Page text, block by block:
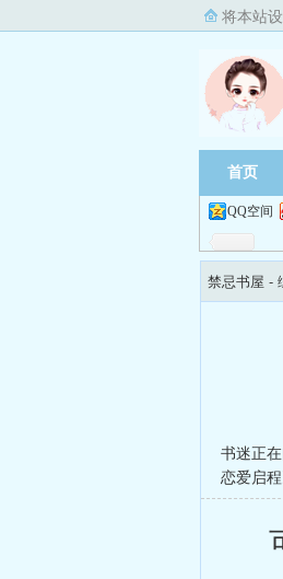
将本站
首页
QQ空间
禁忌书屋 -
书迷正在
恋爱启程